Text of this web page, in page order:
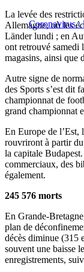
Coronavirus :
La levée des
Allemagne, où les
Länder lundi ; en
ont retrouvé samedi
magasins, ainsi que
Autre signe de
des Sports s’est dit
championnat de
grand championnat
En Europe de l’Est,
rouvriront à partir
la capitale
commerciaux, des
également.
245 576 morts
En Grande-
plan de
décès diminue (315
souvent une baisse
enregistrements,